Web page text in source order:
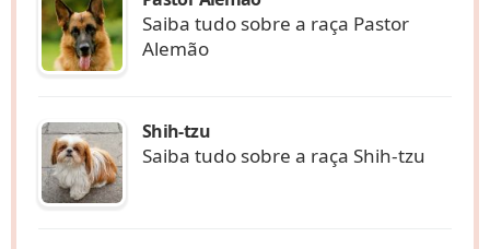
Saiba tudo sobre a raça Pastor
Alemão
Shih-tzu
Saiba tudo sobre a raça Shih-tzu